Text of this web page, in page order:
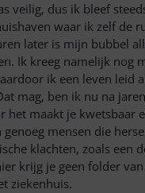
veilig, dus ik bleef
waar ik zelf de
later is mijn bubbel
Ik kreeg namelijk nog
ik een leven leid
mag, ben ik nu na
het maakt je kwetsbaar
genoeg mensen die
klachten, zoals een
krijg je geen folder
ziekenhuis.